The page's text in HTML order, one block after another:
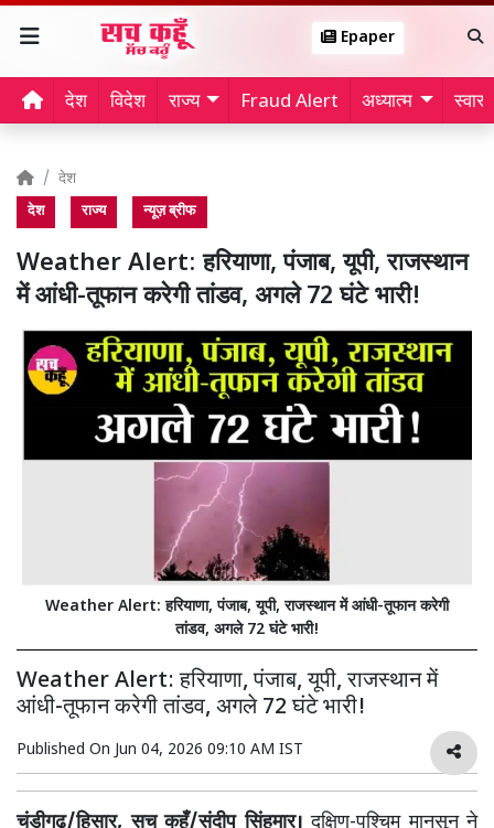
Epaper
देश विदेश राज्य Fraud Alert अध्यात्म
देश
देश राज्य न्यूज़ ब्रीफ
Weather Alert: हरियाणा, पंजाब, यूपी, राजस्थान
में आंधी-तूफान करेगी तांडव, अगले 72 घंटे भारी!
Weather Alert: हरियाणा, पंजाब, यूपी, राजस्थान में आंधी-तूफान करेगी
तांडव, अगले 72 घंटे भारी!
Weather Alert: हरियाणा, पंजाब, यूपी, राजस्थान में
आंधी-तूफान करेगी तांडव, अगले 72 घंटे भारी!
Published On Jun 04, 2026 09:10 AM IST